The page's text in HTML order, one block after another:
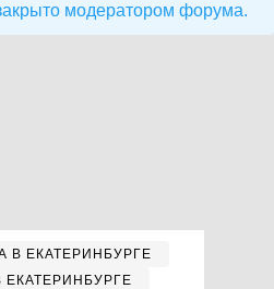
модератором форума.
В ЕКАТЕРИНБУРГЕ
ЕКАТЕРИНБУРГЕ